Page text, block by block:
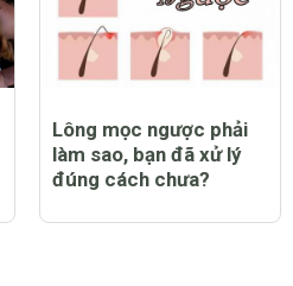
Lông mọc ngược phải
làm sao, bạn đã xử lý
đúng cách chưa?